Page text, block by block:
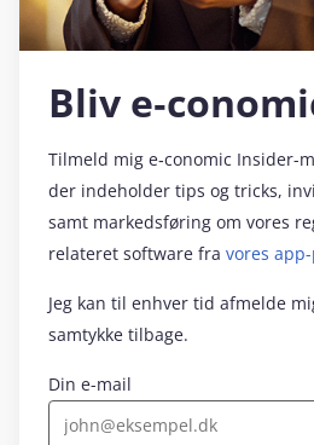
Bliv
Tilmeld mig e‑conomic Insider-
der indeholder tips og tricks,
samt markedsføring om vores
relateret software fra vores
Jeg kan til enhver tid afmelde
samtykke tilbage.
Din e-mail